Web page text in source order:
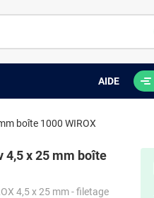
AIDE
boîte 1000 WIROX
4,5 x 25 mm boîte
4,5 x 25 mm - filetage